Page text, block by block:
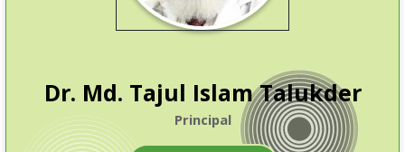
Dr. Md. Tajul Islam Talukder
Principal